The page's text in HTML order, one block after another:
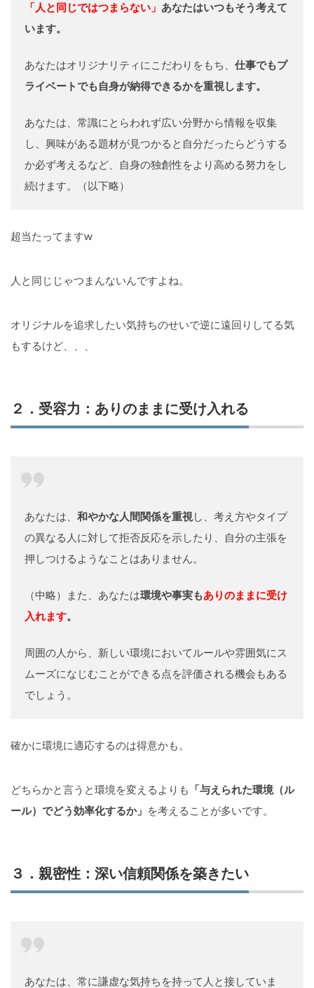
「人と同じではつまらない」 あなたはいつもそう考えて
います。
あなたはオリジナリティにこだわりをもち、 仕事でもプ
ライベートでも自身が納得できるかを重視します。
あなたは、常識にとらわれず広い分野から情報を収集
し、興味がある題材が見つかると自分だったらどうする
か必ず考えるなど、自身の独創性をより高める努力をし
続けます。（以下略）
超当たってますw
人と同じじゃつまんないんですよね。
オリジナルを追求したい気持ちのせいで逆に遠回りしてる気
もするけど、、、
２．受容力：ありのままに受け入れる
あなたは、 和やかな人間関係を重視し、考え方やタイプ
の異なる人に対して拒否反応を示したり、自分の主張を
押しつけるようなことはありません。
（中略）また、あなたは環境や事実もありのままに受け
入れます。
周囲の人から、新しい環境においてルールや雰囲気にス
ムーズになじむことができる点を評価される機会もある
でしょう。
確かに環境に適応するのは得意かも。
どちらかと言うと環境を変えるよりも
「与えられた環境（ル
ール）でどう効率化するか」 を考えることが多いです。
３．親密性：深い信頼関係を築きたい
あなたは、常に謙虚な気持ちを持って人と接していま